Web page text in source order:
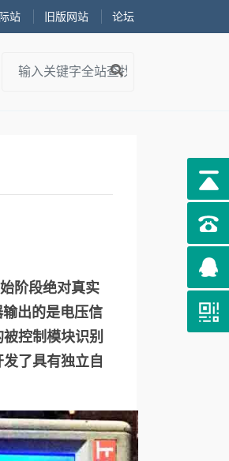
站 旧版网站 论坛
阶段绝对真实
出的是电压信
控制模块识别
了具有独立自